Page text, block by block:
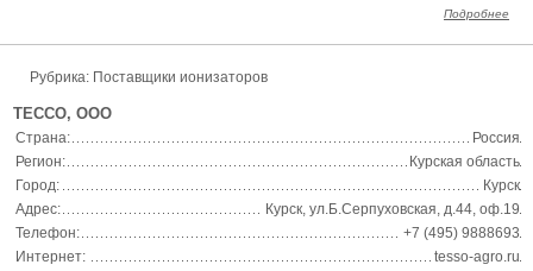
Подробнее
Рубрика: Поставщики ионизаторов
ТЕССО, ООО
Страна:
Россия
Регион:
Курская область
Город:
Курск
Адрес:
Курск, ул.Б.Серпуховская, д.44, оф.19
Телефон:
+7 (495) 9888693
Интернет:
tesso-agro.ru